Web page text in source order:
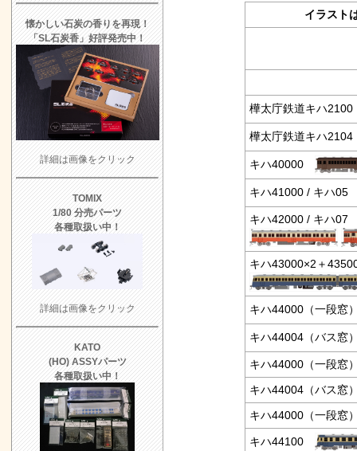
イラスト
樺太庁鉄道キハ
樺太庁鉄道キハ
キハ40000
キハ41000 / キハ
キハ42000 / キハ
キハ43000×2＋
キハ44000（一段窓
キハ44004（バス窓
キハ44000（一段窓
キハ44004（バス窓
キハ44000（一段窓
キハ44100
懐かしい石炭の香りを再現！
「SL石炭香」好評発売中！
詳細は画像をクリック
TOMIX
1/80 分売パーツ
各種取扱い中！
詳細は画像をクリック
KATO
(HO) ASSYパーツ
各種取扱い中！